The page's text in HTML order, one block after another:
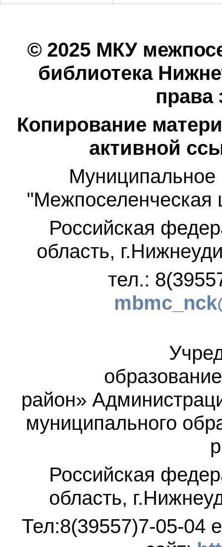
© 2025 МКУ
библиотека
Копирование
активной
Муниципальное
"Межпоселенческая
Российская
область,
тел.:
район»
муниципального
Российская
область,
Тел:8(39557)7-05-04